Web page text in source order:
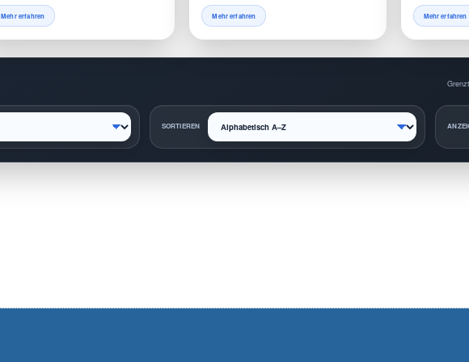
Mehr erfahren Mehr erfahren Mehr erfahren
SORTIEREN